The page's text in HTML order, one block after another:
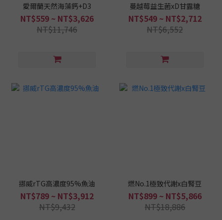
愛爾蘭天然海藻鈣+D3
NT$559 ~ NT$3,626
NT$11,746
蔓越莓益生菌xD甘露糖
NT$549 ~ NT$2,712
NT$6,552
挪威rTG高濃度95%魚油
NT$789 ~ NT$3,912
NT$9,432
燃No.1極致代謝x白腎豆
NT$899 ~ NT$5,866
NT$18,886